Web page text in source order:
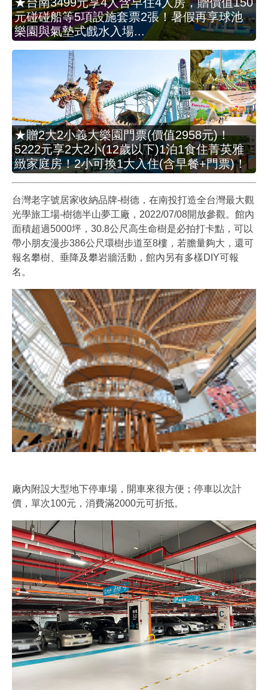
元碰碰船等5項設施套票2張！暑假再享球池
樂園與氣墊式戲水入場...
★贈2大2小義大樂園門票(價值2958元)！
5222元享2大2小(12歲以下)1泊1食住菁英雅
緻家庭房！2小可換1大入住(含早餐+門票)！
台灣老字號居家收納品牌-樹德，在南投打造全台灣最大觀
光學旅工場-樹德半山夢工廠，2022/07/08開放參觀。館內
面積超過5000坪，30.8公尺高生命樹是必拍打卡點，可以
帶小朋友漫步386公尺環樹步道至8樓，若膽量夠大，還可
報名攀樹、垂降及攀岩牆活動，館內另有多樣DIY可報
名。
廠內附設大型地下停車場，開車來很方便；停車以次計
價，單次100元，消費滿2000元可折抵。